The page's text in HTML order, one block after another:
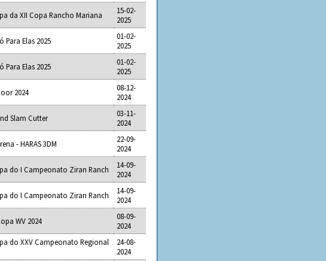
da XII Copa Rancho Mariana
15-02-
2025
Para Elas 2025
01-02-
2025
Para Elas 2025
01-02-
2025
2024
08-12-
2024
Slam Cutter
03-11-
2024
- HARAS 3DM
22-09-
2024
do I Campeonato Ziran Ranch
14-09-
2024
do I Campeonato Ziran Ranch
14-09-
2024
WV 2024
08-09-
2024
do XXV Campeonato Regional
24-08-
2024